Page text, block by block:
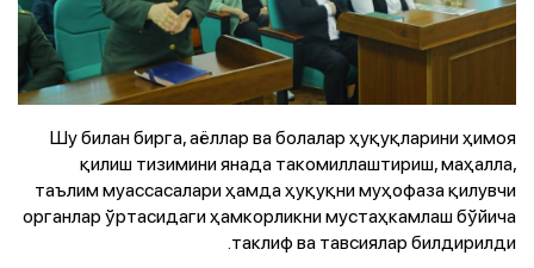
Шу билан бирга, аёллар ва болалар ҳуқуқларини ҳимоя
қилиш тизимини янада такомиллаштириш, маҳалла,
таълим муассасалари ҳамда ҳуқуқни муҳофаза қилувчи
органлар ўртасидаги ҳамкорликни мустаҳкамлаш бўйича
таклиф ва тавсиялар билдирилди.